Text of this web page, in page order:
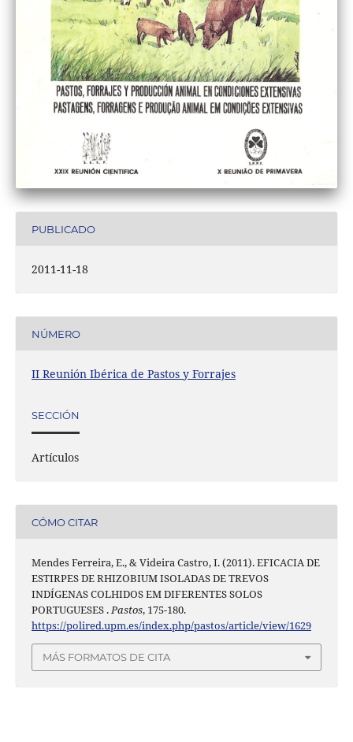
PUBLICADO
2011-11-18
NÚMERO
II Reunión Ibérica de Pastos y Forrajes
SECCIÓN
Artículos
CÓMO CITAR
Mendes Ferreira, E., & Videira Castro, I. (2011). EFICACIA DE
ESTIRPES DE RHIZOBIUM ISOLADAS DE TREVOS
INDÍGENAS COLHIDOS EM DIFERENTES SOLOS
PORTUGUESES .Pastos, 175-180.
https://polired.upm.es/index.php/pastos/article/view/1629
MÁS FORMATOS DE CITA